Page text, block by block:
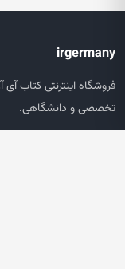
irgermany
فروشگاه اینترنتی کتاب
تخصصی و دانشگاهی.